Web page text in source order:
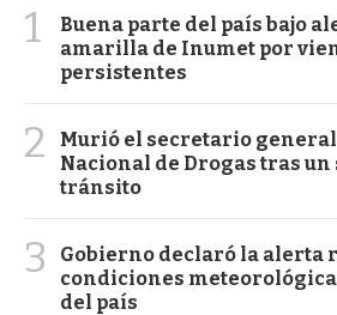
1
Buena parte del país bajo
amarilla de Inumet por
persistentes
2
Murió el secretario general
Nacional de Drogas tras
tránsito
3
Gobierno declaró la alerta
condiciones
del país